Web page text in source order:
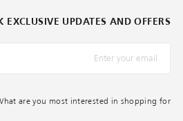
EXCLUSIVE UPDATES AND OFFERS!
*البريد الإلكترونيّ
are you most interested in shopping for?